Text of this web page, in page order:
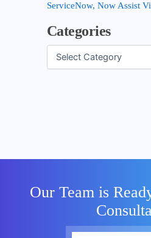
ServiceNow, Now Assist
Categories
Our Team is